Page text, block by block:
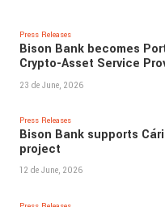
Press Releases
Bison Bank becomes
Crypto-Asset Service
23 de June, 2026
Press Releases
Bison Bank supports
project
12 de June, 2026